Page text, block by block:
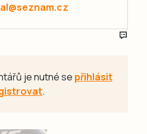
je nutné se přihlásit
.